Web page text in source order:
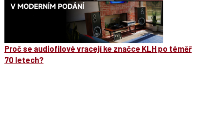
Proč se audiofilové vracejí ke značce KLH po téměř
70 letech?